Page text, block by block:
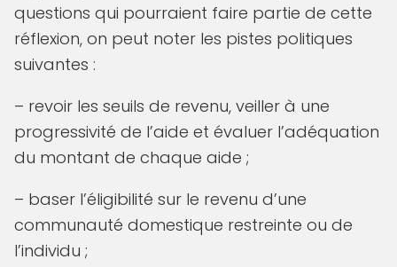
questions qui pourraient faire partie de cette
réflexion, on peut noter les pistes politiques
suivantes :
– revoir les seuils de revenu, veiller à une
progressivité de l’aide et évaluer l’adéquation
du montant de chaque aide ;
– baser l’éligibilité sur le revenu d’une
communauté domestique restreinte ou de
l’individu ;